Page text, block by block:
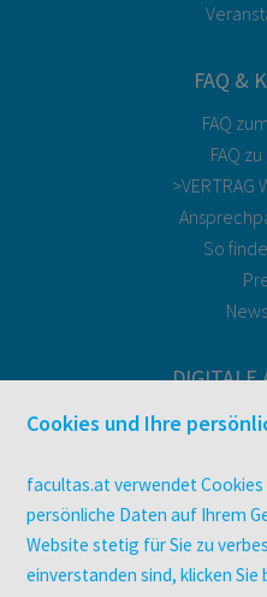
FAQ &
FAQ
FAQ
>VERTRAG
So
DIGITALE
utb
E-
Cookies und Ihre
facultas.at verwendet
persönliche Daten auf Ihrem
Website stetig für Sie zu
einverstanden sind, klicken